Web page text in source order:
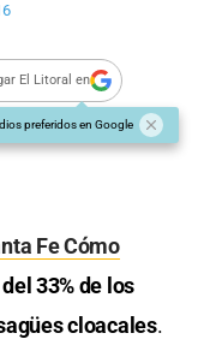
El Litoral en
preferidos en Google
Fe Cómo
33% de los
cloacales.